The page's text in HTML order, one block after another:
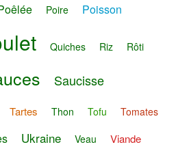
Poire Poisson
Quiches Riz Rôti
Saucisse
Tartes Thon Tofu
Tomates
Ukraine Veau Viande